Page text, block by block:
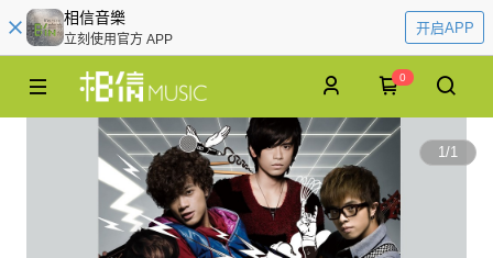
相信音樂
立刻使用官方 APP
开启APP
0
1/1